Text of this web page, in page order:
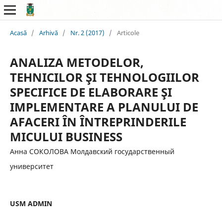
Acasă / Arhivă / Nr. 2 (2017) / Articole
ANALIZA METODELOR,
TEHNICILOR ŞI TEHNOLOGIILOR
SPECIFICE DE ELABORARE ŞI
IMPLEMENTARE A PLANULUI DE
AFACERI ÎN ÎNTREPRINDERILE
MICULUI BUSINESS
Анна СОКОЛОВА Молдавский государственный
университет
USM ADMIN